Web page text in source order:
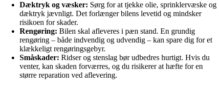
Dæktryk og væsker: Sørg for at tjekke olie, sprinklervæske og
dæktryk jævnligt. Det forlænger bilens levetid og mindsker
risikoen for skader.
Rengøring: Bilen skal afleveres i pæn stand. En grundig
rengøring – både indvendig og udvendig – kan spare dig for et
klækkeligt rengøringsgebyr.
Småskader: Ridser og stenslag bør udbedres hurtigt. Hvis du
venter, kan skaden forværres, og du risikerer at hæfte for en
større reparation ved aflevering.